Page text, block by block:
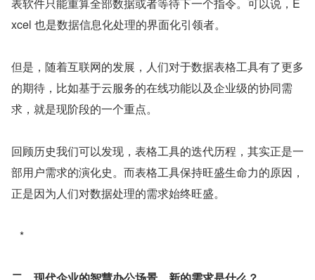
表软件只能重算全部数据或者等待下一个指令。可以说，E
xcel 也是数据信息化处理的界面化引领者。
但是，随着互联网的发展，人们对于数据表格工具有了更多
的期待，比如基于云服务的在线功能以及企业级的协同需
求，就是现阶段的一个重点。
回顾历史我们可以发现，表格工具的迭代历程，其实正是一
部用户需求的演化史。而表格工具保持旺盛生命力的原因，
正是因为人们对数据处理的需求始终旺盛。
*